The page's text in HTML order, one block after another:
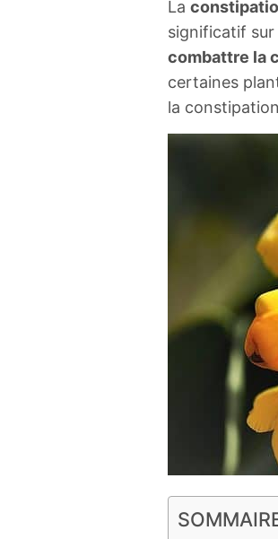
La
significatif sur
combattre la
certaines
la